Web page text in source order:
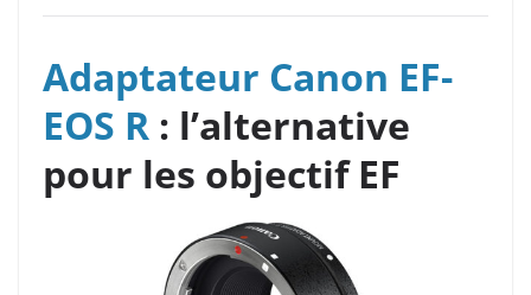
Adaptateur Canon EF-
EOS R : l’alternative
pour les objectif EF